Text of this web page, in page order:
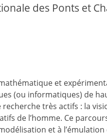
des Ponts et
et
(ou informatiques) de
très actifs : la
de l’homme. Ce
et à